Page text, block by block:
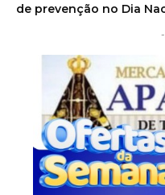
de prevenção no Dia